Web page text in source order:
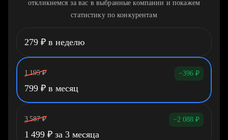
откликнемся за вас в выбранные компании и покажем
статистику по конкурентам
279 ₽ в неделю
1 195 ₽ −396 ₽
799 ₽ в месяц
3 587 ₽ −2 088 ₽
1 499 ₽ за 3 месяца